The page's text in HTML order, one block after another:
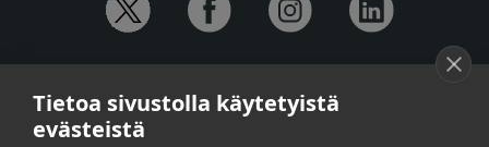
Anna-Mari Jaanu, kehittämispäällikkö,
puh. +358 50 572 4620
Tietoa sivustolla käytetyistä
evästeistä